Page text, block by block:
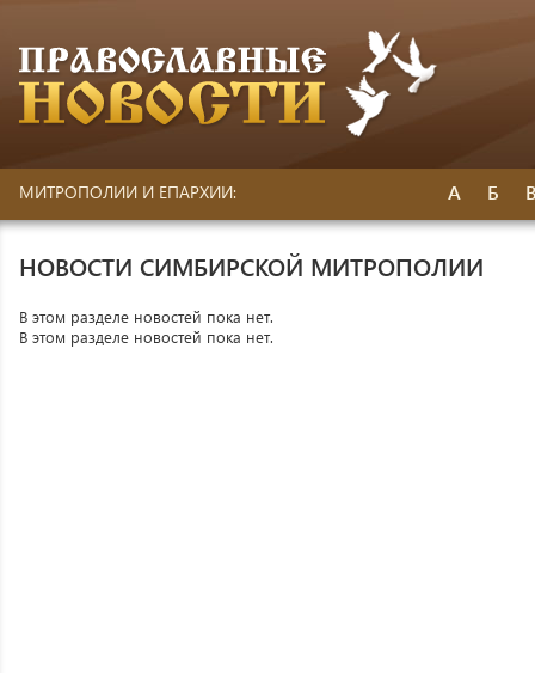
МИТРОПОЛИИ И ЕПАРХИИ: А Б
НОВОСТИ СИМБИРСКОЙ МИТРОПОЛИИ
В этом разделе новостей пока нет.
В этом разделе новостей пока нет.